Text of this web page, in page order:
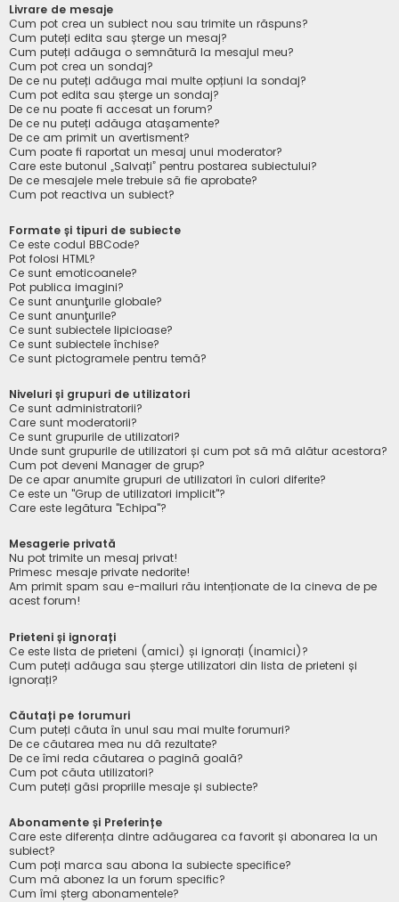
Livrare de mesaje
Cum pot crea un subiect nou sau trimite un răspuns?
Cum puteți edita sau șterge un mesaj?
Cum puteți adăuga o semnătură la mesajul meu?
Cum pot crea un sondaj?
De ce nu puteți adăuga mai multe opțiuni la sondaj?
Cum pot edita sau șterge un sondaj?
De ce nu poate fi accesat un forum?
De ce nu puteți adăuga atașamente?
De ce am primit un avertisment?
Cum poate fi raportat un mesaj unui moderator?
Care este butonul „Salvați” pentru postarea subiectului?
De ce mesajele mele trebuie să fie aprobate?
Cum pot reactiva un subiect?
Formate și tipuri de subiecte
Ce este codul BBCode?
Pot folosi HTML?
Ce sunt emoticoanele?
Pot publica imagini?
Ce sunt anunţurile globale?
Ce sunt anunţurile?
Ce sunt subiectele lipicioase?
Ce sunt subiectele închise?
Ce sunt pictogramele pentru temă?
Niveluri și grupuri de utilizatori
Ce sunt administratorii?
Care sunt moderatorii?
Ce sunt grupurile de utilizatori?
Unde sunt grupurile de utilizatori și cum pot să mă alătur acestora?
Cum pot deveni Manager de grup?
De ce apar anumite grupuri de utilizatori în culori diferite?
Ce este un "Grup de utilizatori implicit"?
Care este legătura "Echipa"?
Mesagerie privată
Nu pot trimite un mesaj privat!
Primesc mesaje private nedorite!
Am primit spam sau e-mailuri rău intenționate de la cineva de pe
acest forum!
Prieteni și ignorați
Ce este lista de prieteni (amici) și ignorați (inamici)?
Cum puteți adăuga sau șterge utilizatori din lista de prieteni și
ignorați?
Căutați pe forumuri
Cum puteți căuta în unul sau mai multe forumuri?
De ce căutarea mea nu dă rezultate?
De ce îmi reda căutarea o pagină goală?
Cum pot căuta utilizatori?
Cum puteți găsi propriile mesaje și subiecte?
Abonamente și Preferințe
Care este diferența dintre adăugarea ca favorit și abonarea la un
subiect?
Cum poți marca sau abona la subiecte specifice?
Cum mă abonez la un forum specific?
Cum îmi șterg abonamentele?